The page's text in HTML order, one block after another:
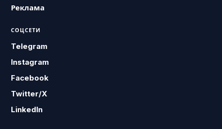
Реклама
СОЦСЕТИ
Telegram
Instagram
Facebook
Twitter/X
LinkedIn